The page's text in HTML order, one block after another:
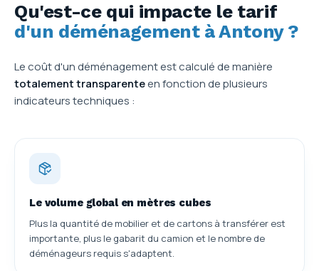
Qu'est-ce qui impacte le tarif
d'un déménagement à Antony ?
Le coût d'un déménagement est calculé de manière
totalement transparenteen fonction de plusieurs
indicateurs techniques :
Le volume global en mètres cubes
Plus la quantité de mobilier et de cartons à transférer est
importante, plus le gabarit du camion et le nombre de
déménageurs requis s'adaptent.